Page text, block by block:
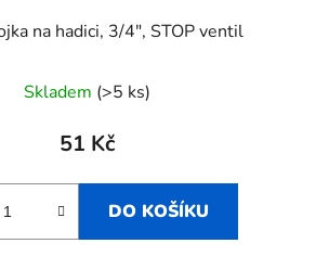
na hadici, 3/4", STOP ventil
Skladem (>5 ks)
51 Kč
DO KOŠÍKU